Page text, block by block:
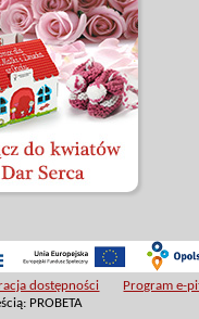
dostępności
Program e-
PROBETA